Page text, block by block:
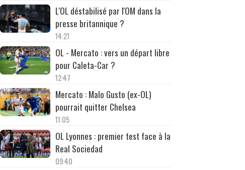
L'OL déstabilisé par l'OM dans la
presse britannique ?
14:21
OL - Mercato : vers un départ libre
pour Caleta-Car ?
12:47
Mercato : Malo Gusto (ex-OL)
pourrait quitter Chelsea
11:05
OL Lyonnes : premier test face à la
Real Sociedad
09:40